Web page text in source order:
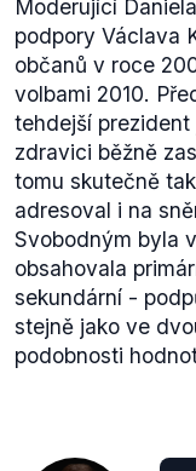
Moderující
podpory Václava
občanů v roce
volbami 2010.
tehdejší
zdravici běžně
tomu skutečně
adresoval i na
Svobodným byla
obsahovala
sekundární -
stejně jako ve
podobnosti